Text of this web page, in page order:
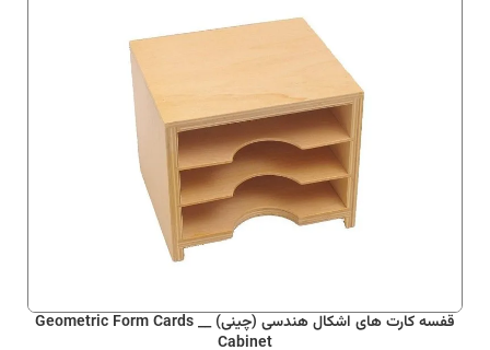
قفسه کارت های اشکال هندسی (چینی) __ Geometric Form Cards
Cabinet